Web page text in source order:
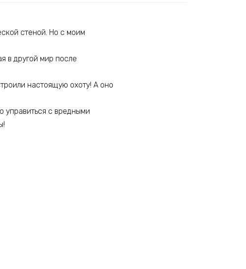
стеной. Но с моим
в другой мир после
настоящую охоту! А оно
управиться с вредными